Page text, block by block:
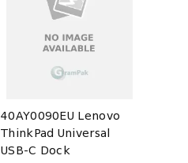
40AY0090EU Lenovo
ThinkPad Universal
USB-C Dock